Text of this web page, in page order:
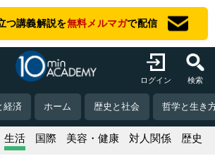
つ講義解説を無料メルマガで配信
ログイン 検索
経済 ホーム 歴史と社会 哲学と生き
生活 国際 美容・健康 対人関係 歴史